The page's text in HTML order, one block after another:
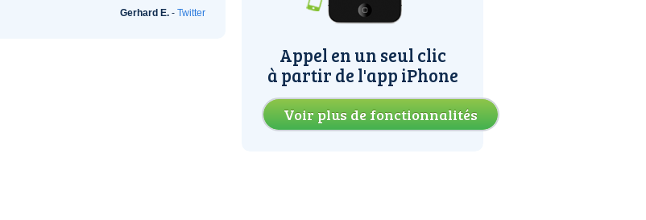
Gerhard E. - Twitter
Appel en un seul clic
à partir de l'app iPhone
Voir plus de fonctionnalités